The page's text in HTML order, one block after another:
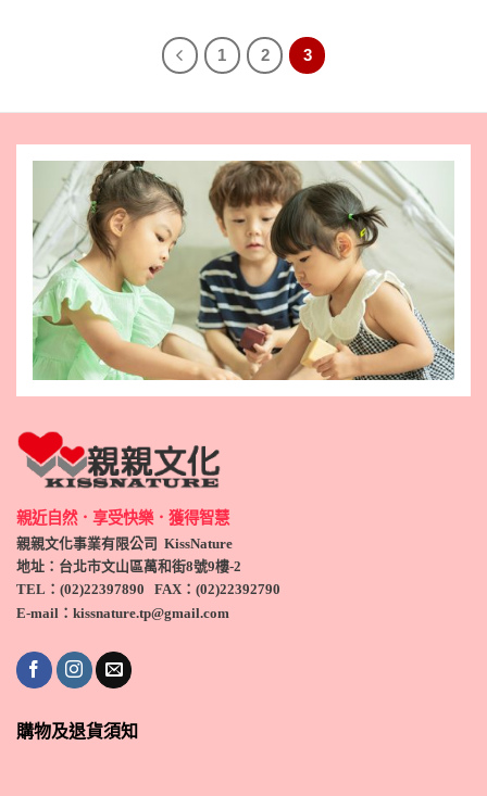
NT$310。
NT$400。
1 2 3
親近自然．享受快樂．獲得智慧
親親文化事業有限公司 KissNature
地址：台北市文山區萬和街8號9樓-2
TEL ：(02)22397890 FAX：(02)22392790
E-mail：kissnature.tp@gmail.com
購物及退貨須知